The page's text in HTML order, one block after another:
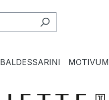
BALDESSARINI MOTIVUM